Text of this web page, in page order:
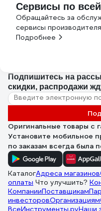
Сервисы по
Обращайтесь за
сервисы производителя
Подробнее
Подпишитесь на
скидки, распродажи
Оригинальные товары с
Установите мобильное
по заказам всегда была
КаталогАдреса магазинов
оплаты Что улучшить?
КомпанииПоставщикам
инвесторовОрганизациям